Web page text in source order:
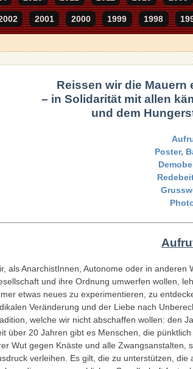
2001 2000 1999 1998
Reissen wir die Mauern
– in Solidarität mit allen
und dem
Poster,
als AnarchistInnen, Autonome oder in anderen
und ihre Ordnung umwerfen wollen,
etwas neues zu experimentieren, zu
Veränderung und der Liebe nach
welche wir nicht abschaffen wollen: den
über 20 Jahren gibt es Menschen, die
Wut gegen Knäste und alle Zwangsanstalten,
verleihen. Es gilt, die zu unterstützen,